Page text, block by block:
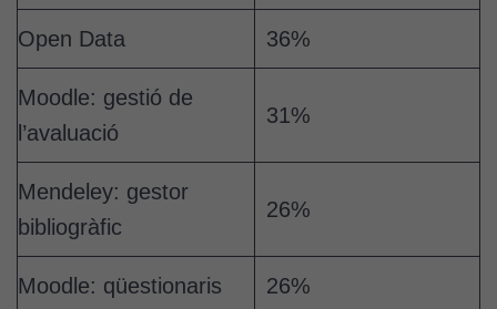
Open Data 36%
Moodle: gestió de
l’avaluació
31%
Mendeley: gestor
bibliogràfic
26%
Moodle: qüestionaris 26%
lloc web
s'utilitzi.
Cookies
Per tal que el
tingui el millor
la vostra visita.